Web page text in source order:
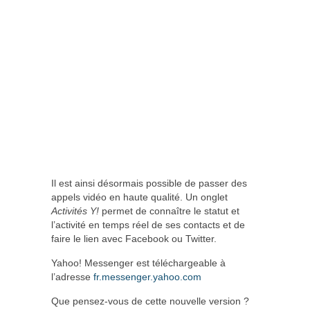
Il est ainsi désormais possible de passer des
appels vidéo en haute qualité. Un onglet
Activités Y! permet de connaître le statut et
l’activité en temps réel de ses contacts et de
faire le lien avec Facebook ou Twitter.
Yahoo! Messenger est téléchargeable à
l’adresse fr.messenger.yahoo.com
Que pensez-vous de cette nouvelle version ?